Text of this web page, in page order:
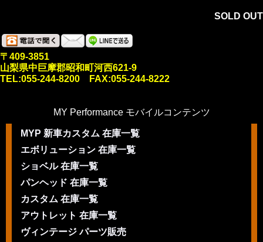
SOLD OUT
〒409-3851
山梨県中巨摩郡昭和町河西621-9
TEL:055-244-8200 FAX:055-244-8222
MY Performance モバイルコンテンツ
MYP 新車カスタム 在庫一覧
エボリューション 在庫一覧
ショベル 在庫一覧
パンヘッド 在庫一覧
カスタム 在庫一覧
アウトレット 在庫一覧
ヴィンテージ パーツ販売